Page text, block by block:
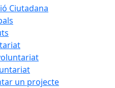
Ciutadana
un projecte